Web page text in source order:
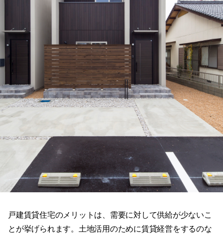
戸建賃貸住宅のメリットは、需要に対して供給が少ないこ
とが挙げられます。土地活用のために賃貸経営をするのな